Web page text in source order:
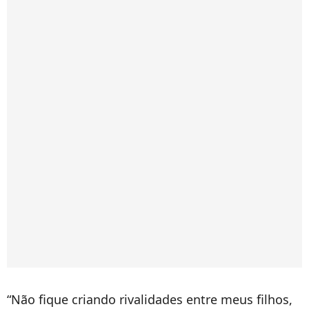
“Não fique criando rivalidades entre meus filhos,